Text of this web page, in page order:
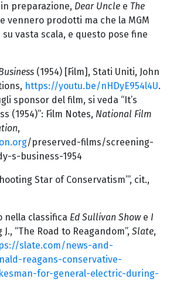
preparazione, Dear Uncle e The
vennero prodotti ma che la MGM
vasta scala, e questo pose fine
(1954) [Film], Stati Uniti, John
https://youtu.be/nHDyE954l4U.
sponsor del film, si veda “It’s
(1954)”: Film Notes, National Film
,
/preserved-films/screening-
s-business-1954
Star of Conservatism’”, cit.,
nella classifica Ed Sullivan Show e I
J., “The Road to Reagandom”, Slate,
slate.com/news-and-
reagans-conservative-
for-general-electric-during-